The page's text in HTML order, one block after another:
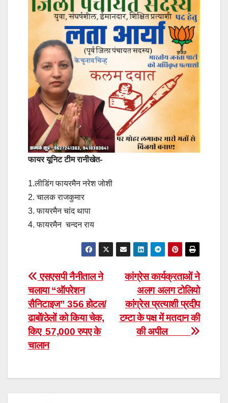
फायर यूनिट टीम रानीखेत-
1.लीडिंग फायरमैन नरेश जोशी
2. चालक राजकुमार
3. फायरमैन चांद थापा
4. फायरमैन चन्दन राय
Post
navigation
कांग्रेस कार्यक्रताओं ने
अलग अलग टोलियो
कांग्रेस प्रत्याशी प्रदीप
टम्टा के पक्ष में मतदान की
की अपील
एसएसपी नैनीताल ने
चलाया “ऑपरेशन
सैनिटाइज” 356 होटल/
ढाबों/ठेलों को किया चेक,
किए 57,000 रुपए के
चालान